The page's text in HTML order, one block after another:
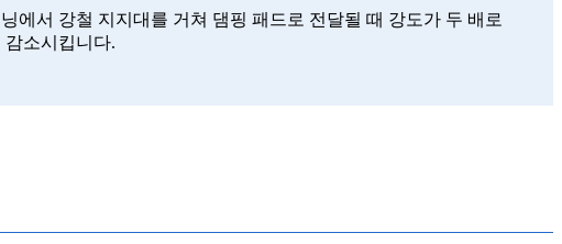
에서 강철 지지대를 거쳐 댐핑 패드로 전달될 때 강도가 두 배로
소시킵니다.